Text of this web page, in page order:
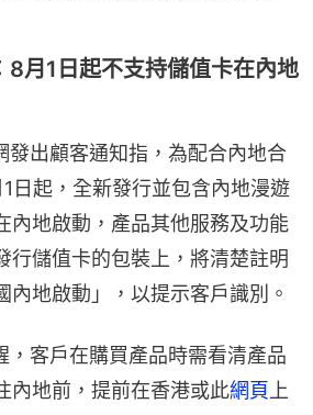
月1日起不支持儲值卡在內地
發出顧客通知指，為配合內地合
日起，全新發行並包含內地漫遊
內地啟動，產品其他服務及功能
行儲值卡的包裝上，將清楚註明
內地啟動」，以提示客戶識別。
，客戶在購買產品時需看清產品
內地前，提前在香港或此網頁 上